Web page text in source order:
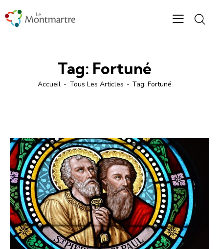
Tag: Fortuné
Accueil Tous Les Articles Tag: Fortuné